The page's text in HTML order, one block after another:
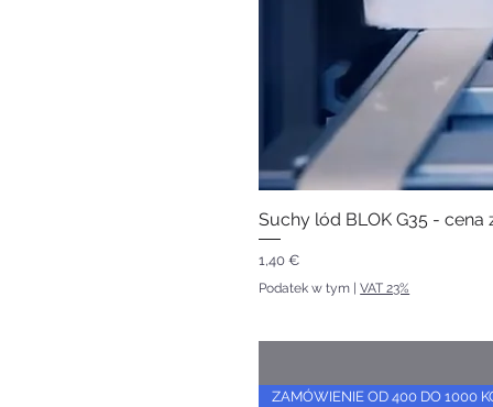
Suchy lód BLOK G35 - cena
Cena
1,40 €
Podatek w tym |VAT 23%
ZAMÓWIENIE OD 400 DO 1000